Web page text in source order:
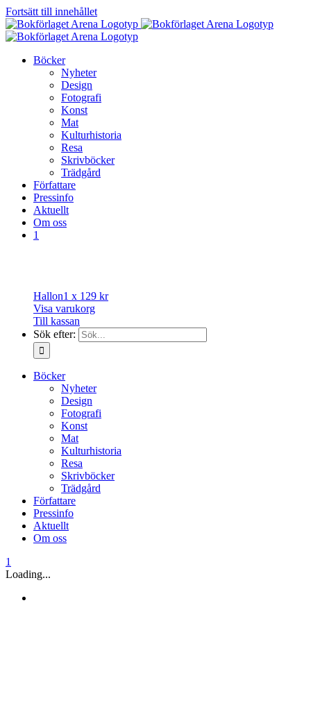
Fortsätt till innehållet
Böcker
Nyheter
Design
Fotografi
Konst
Mat
Kulturhistoria
Resa
Skrivböcker
Trädgård
Författare
Pressinfo
Aktuellt
Om oss
1
Hallon1 x 129 kr
Visa varukorg
Till kassan
Sök efter:
Böcker
Nyheter
Design
Fotografi
Konst
Mat
Kulturhistoria
Resa
Skrivböcker
Trädgård
Författare
Pressinfo
Aktuellt
Om oss
1
Loading...